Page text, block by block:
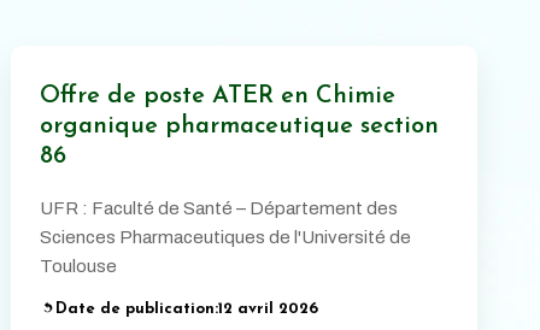
Offre de poste ATER en Chimie
organique pharmaceutique section
86
UFR : Faculté de Santé – Département des
Sciences Pharmaceutiques de l'Université de
Toulouse
Date de publication:12 avril 2026